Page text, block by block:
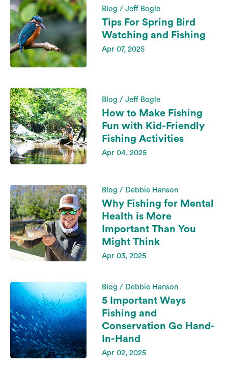
Blog / Jeff Bogle
Tips For Spring Bird
Watching and Fishing
Apr 07, 2025
Blog / Jeff Bogle
How to Make Fishing
Fun with Kid-Friendly
Fishing Activities
Apr 04, 2025
Blog / Debbie Hanson
Why Fishing for Mental
Health is More
Important Than You
Might Think
Apr 03, 2025
Blog / Debbie Hanson
5 Important Ways
Fishing and
Conservation Go Hand-
In-Hand
Apr 02, 2025